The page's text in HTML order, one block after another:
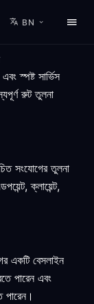
BN
স্পষ্ট সার্ভিস
রুট তুলনা
সংযোগের তুলনা
ক্লায়েন্ট,
একটি বেসলাইন
পারেন এবং
পারেন।